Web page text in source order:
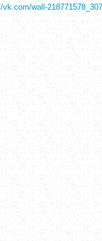
vk.com/wall-218771578_307